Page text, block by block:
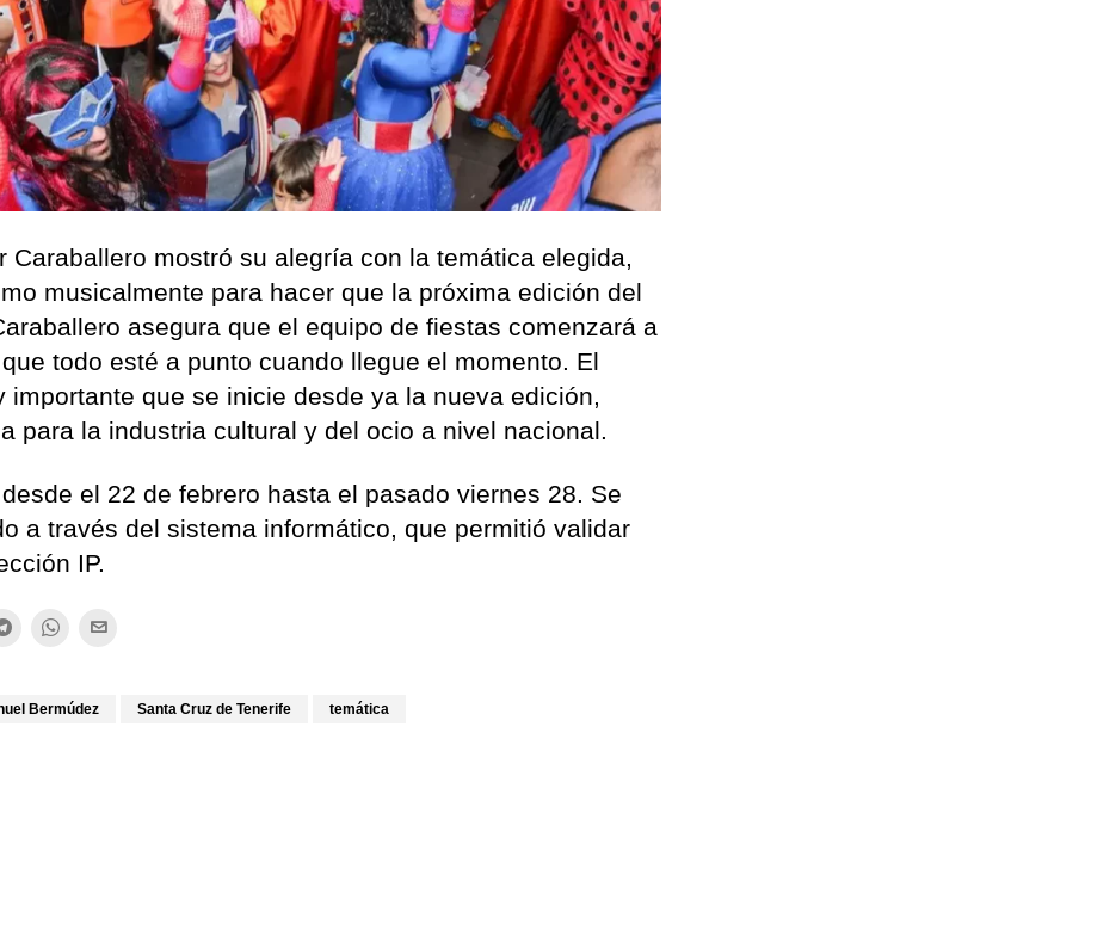
mostró su alegría con la temática elegida,
musicalmente para hacer que la próxima edición del
asegura que el equipo de fiestas comenzará a
todo esté a punto cuando llegue el momento. El
que se inicie desde ya la nueva edición,
para la industria cultural y del ocio a nivel nacional.
el 22 de febrero hasta el pasado viernes 28. Se
a través del sistema informático, que permitió validar
IP.
Bermúdez Santa Cruz de Tenerife temática